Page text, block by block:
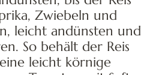
leicht körnige
Tomaten mit Saft
mit Pfeffer, Salz und
Reis einmal